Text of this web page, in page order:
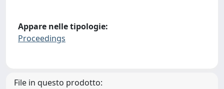
Appare nelle tipologie:
Proceedings
File in questo prodotto: